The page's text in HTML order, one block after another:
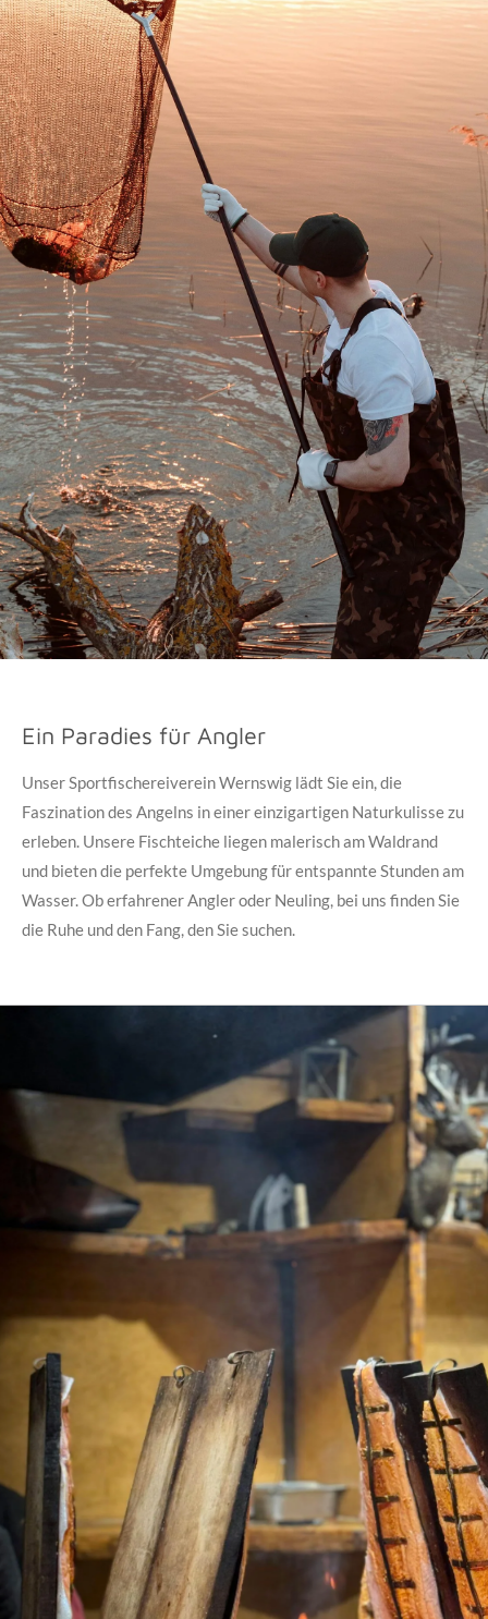
Ein Paradies für Angler
Unser Sportfischereiverein Wernswig lädt Sie ein, die
Faszination des Angelns in einer einzigartigen Naturkulisse zu
erleben. Unsere Fischteiche liegen malerisch am Waldrand
und bieten die perfekte Umgebung für entspannte Stunden am
Wasser. Ob erfahrener Angler oder Neuling, bei uns finden Sie
die Ruhe und den Fang, den Sie suchen.